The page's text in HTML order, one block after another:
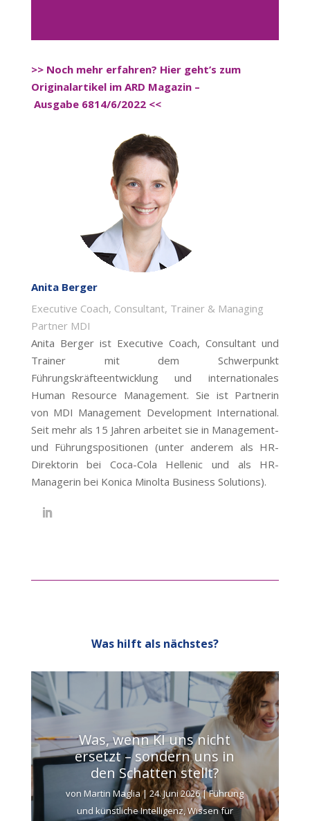
>> Noch mehr erfahren? Hier geht’s zum
Originalartikel im ARD Magazin –
Ausgabe 6814/6/2022 <<
Anita Berger
Executive Coach, Consultant, Trainer & Managing
Partner MDI
Anita Berger ist Executive Coach, Consultant und
Trainer mit dem Schwerpunkt
Führungskräfteentwicklung und internationales
Human Resource Management. Sie ist Partnerin
von MDI Management Development International.
Seit mehr als 15 Jahren arbeitet sie in Management-
und Führungspositionen (unter anderem als HR-
Direktorin bei Coca-Cola Hellenic und als HR-
Managerin bei Konica Minolta Business Solutions).
Was hilft als nächstes?
Was, wenn KI uns nicht
ersetzt – sondern uns in
den Schatten stellt?
von Martin Maglia|24. Juni 2026|Führung
und künstliche Intelligenz,Wissen für